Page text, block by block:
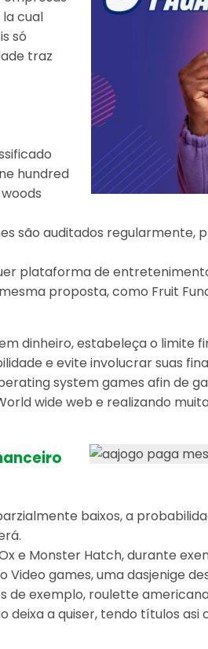
cual
só
traz
hundred
são auditados
plataforma de
proposta, como Fruit
dinheiro, estabeleça o limite
e evite involucrar suas
system games afin de
wide web e realizando
baixos, a
e Monster Hatch, durante
games, uma dasjenige
de exemplo, roulette
a quiser, tendo títulos asi